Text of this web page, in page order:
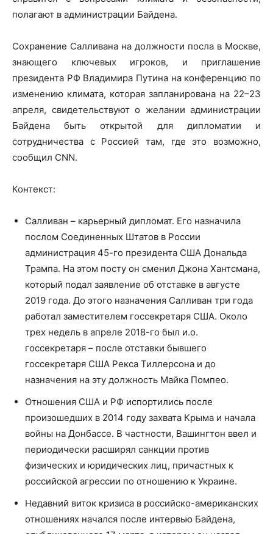
полагают в администрации Байдена.
Сохранение Салливана на должности посла в Москве,
знающего ключевых игроков, и приглашение
президента РФ Владимира Путина на конференцию по
изменению климата, которая запланирована на 22–23
апреля, свидетельствуют о желании администрации
Байдена быть открытой для дипломатии и
сотрудничества с Россией там, где это возможно,
сообщил CNN.
Контекст:
Салливан – карьерный дипломат. Его назначила
послом Соединенных Штатов в России
администрация 45-го президента США Дональда
Трампа. На этом посту он сменил Джона Хантсмана,
который подал заявление об отставке в августе
2019 года. До этого назначения Салливан три года
работал заместителем госсекретаря США. Около
трех недель в апреле 2018-го был и.о.
госсекретаря – после отставки бывшего
госсекретаря США Рекса Тиллерсона и до
назначения на эту должность Майка Помпео.
Отношения США и РФ испортились после
произошедших в 2014 году захвата Крыма и начала
войны на Донбассе. В частности, Вашингтон ввел и
периодически расширял санкции против
физических и юридических лиц, причастных к
российской агрессии по отношению к Украине.
Недавний виток кризиса в российско-американских
отношениях начался после интервью Байдена,